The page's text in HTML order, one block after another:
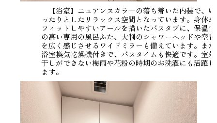
【浴室】ニュアンスカラーの落ち着いた内装で、ゆ
ったりとしたリラックス空間となっています。身体が
フィットしやすいアールを描いたバスタブに、保温性
の高い専用の風呂ふた、大判のシャワーヘッドや空間
を広く感じさせるワイドミラーも備えています。また
浴室換気乾燥機付きで、バスタイムも快適です。室外
干しができない梅雨や花粉の時期のお洗濯にも活躍し
ます。